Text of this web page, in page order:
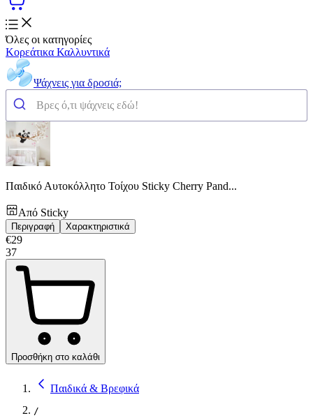
Όλες οι κατηγορίες
Κορεάτικα Καλλυντικά
Ψάχνεις για δροσιά;
Παιδικό Αυτοκόλλητο Τοίχου Sticky Cherry Pand...
Από Sticky
Περιγραφή Χαρακτηριστικά
€29
37
Προσθήκη στο καλάθι
Παιδικά & Βρεφικά
/